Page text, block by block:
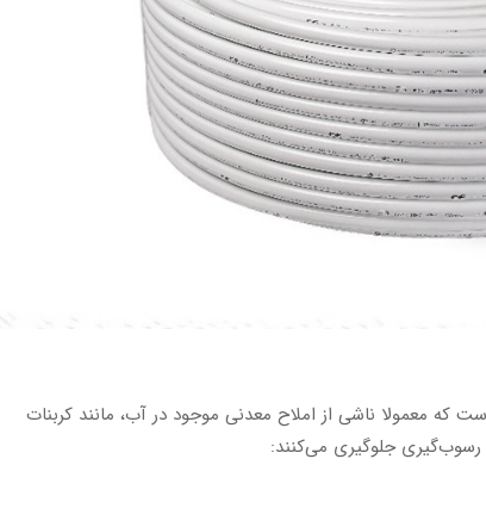
معمولا ناشی از املاح معدنی موجود در آب، مانند کربنات
رسوب‌گیری جلوگیری می‌کنند: